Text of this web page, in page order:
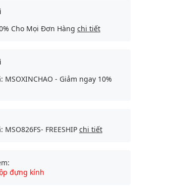
Cho Mọi Đơn Hàng chi tiết
MSOXINCHAO - Giảm ngay 10%
FREESHIP chi tiết
đựng kính